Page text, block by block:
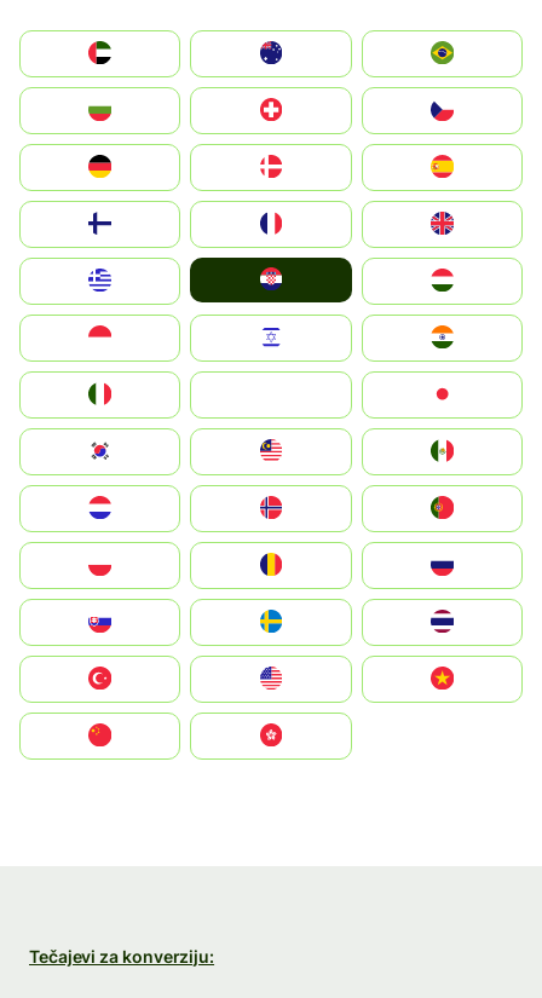
الإمارات العربية المتحدة
Switzerland
Deutschland
United Kingdom
Magyarország
South Korea
United States
中國香港特別行政區
Tečajevi za konverziju: